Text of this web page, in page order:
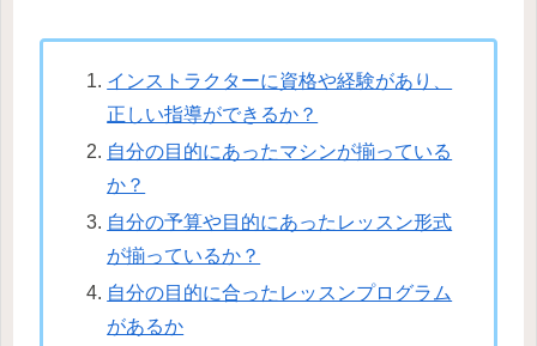
インストラクターに資格や経験があり、
正しい指導ができるか？
自分の目的にあったマシンが揃っている
か？
自分の予算や目的にあったレッスン形式
が揃っているか？
自分の目的に合ったレッスンプログラム
があるか